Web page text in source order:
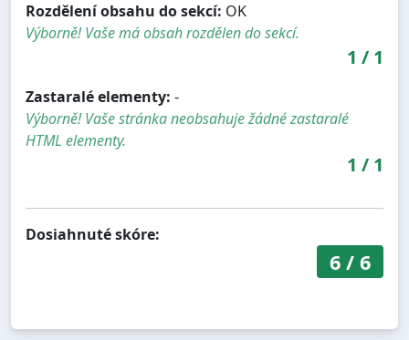
Rozdělení obsahu do sekcí: OK
Výborně! Vaše má obsah rozdělen do sekcí.
1 / 1
Zastaralé elementy: -
Výborně! Vaše stránka neobsahuje žádné zastaralé
HTML elementy.
1 / 1
Dosiahnuté skóre:
6/ 6